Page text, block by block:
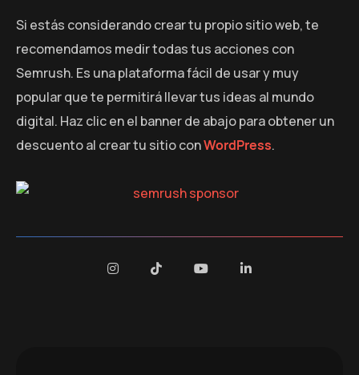
Si estás considerando crear tu propio sitio web, te
recomendamos medir todas tus acciones con
Semrush. Es una plataforma fácil de usar y muy
popular que te permitirá llevar tus ideas al mundo
digital. Haz clic en el banner de abajo para obtener un
descuento al crear tu sitio conWordPress.